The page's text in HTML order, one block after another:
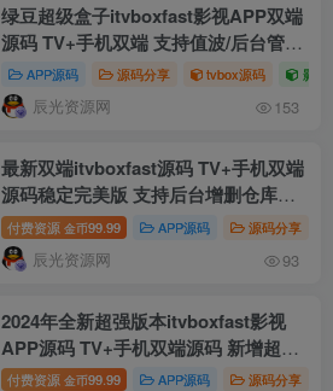
绿豆超级盒子itvboxfast影视APP双端
源码 TV+手机双端 支持值波/后台管理
仓库/会员系统/卡密系统/批量生成账号
自动换源 集成免签约支付系统
APP源码 源码分享 tvbox源码 影视
辰光资源网 153
最新双端itvboxfast源码 TV+手机双端
源码稳定完美版 支持后台增删仓库线
路 itvbox影视仓二开会员如意版影视
APP源码
付费资源 金币99.99 APP源码 源码分享
辰光资源网 93
2024年全新超强版本itvboxfast影视
APP源码 TV+手机双端源码 新增超多
功能 tvbox二开如意版影视APP源码
付费资源 金币99.99 APP源码 源码分享